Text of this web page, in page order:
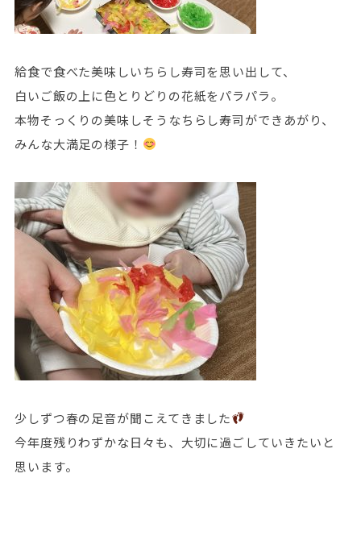
給食で食べた美味しいちらし寿司を思い出して、
白いご飯の上に色とりどりの花紙をパラパラ。
本物そっくりの美味しそうなちらし寿司ができあがり、
みんな大満足の様子！
少しずつ春の足音が聞こえてきました
今年度残りわずかな日々も、大切に過ごしていきたいと
思います。